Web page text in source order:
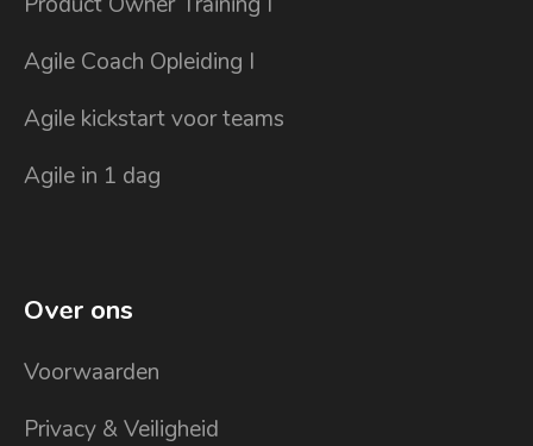
Agile Coach Opleiding I
Agile kickstart voor teams
Agile in 1 dag
Over ons
Voorwaarden
Privacy & Veiligheid